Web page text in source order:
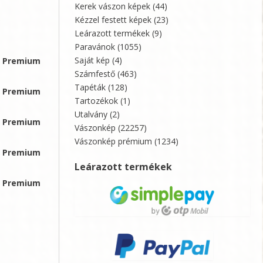
Kerek vászon képek (44)
Kézzel festett képek (23)
Leárazott termékek (9)
Paravánok (1055)
Saját kép (4)
Számfestő (463)
Tapéták (128)
Tartozékok (1)
Utalvány (2)
Vászonkép (22257)
Vászonkép prémium (1234)
Leárazott termékek